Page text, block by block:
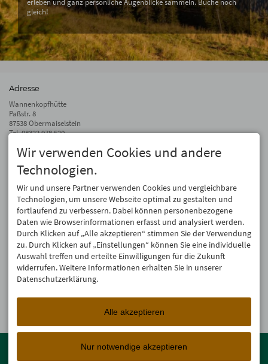
erleben und ganz persönliche Augenblicke sammeln. Buche noch
gleich!
Adresse
Wannenkopfhütte
Paßstr. 8
87538 Obermaiselstein
Tel.08322 978 520
info@wannenkopfhuette.de
Auf dem Laufenden bleiben
Wir geben Deine E-Mail-Adresse nicht weiter. Wir mögen auch keinen Spam.
Versprochen! Eine Abmeldung ist jederzeit möglich.
Anmelden
Mitglied der Oberstdorf Resort
Familien mit den schönsten
Urlaubsunterkünften von der Berghütte bis zum 4-Sterne Superior
Wir verwenden Cookies und andere
Technologien.
Wir und unsere Partner verwenden Cookies und vergleichbare
Technologien, um unsere Webseite optimal zu gestalten und
fortlaufend zu verbessern. Dabei können personenbezogene
Daten wie Browserinformationen erfasst und analysiert werden.
Durch Klicken auf „Alle akzeptieren“ stimmen Sie der Verwendung
zu. Durch Klicken auf „Einstellungen“ können Sie eine individuelle
Auswahl treffen und erteilte Einwilligungen für die Zukunft
widerrufen. Weitere Informationen erhalten Sie in unserer
Datenschutzerklärung.
Alle akzeptieren
Nur notwendige akzeptieren